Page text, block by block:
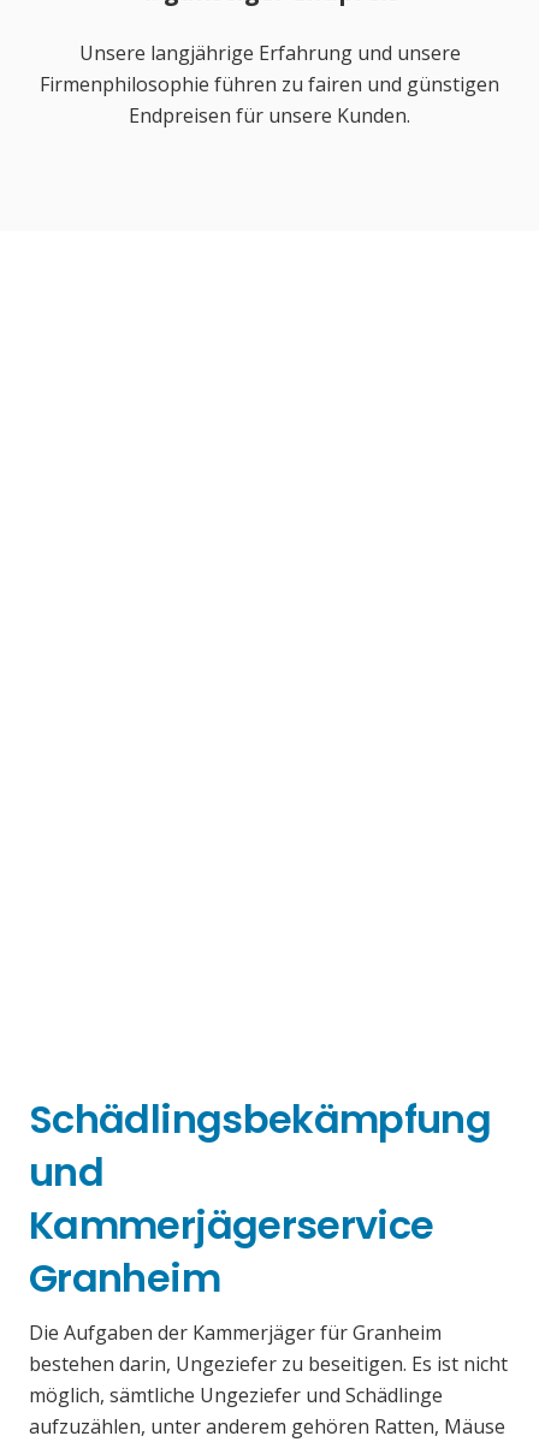
Unsere langjährige Erfahrung und unsere
Firmenphilosophie führen zu fairen und günstigen
Endpreisen für unsere Kunden.
Schädlingsbekämpfung
und
Kammerjägerservice
Granheim
Die Aufgaben der Kammerjäger für Granheim
bestehen darin, Ungeziefer zu beseitigen. Es ist nicht
möglich, sämtliche Ungeziefer und Schädlinge
aufzuzählen, unter anderem gehören Ratten, Mäuse